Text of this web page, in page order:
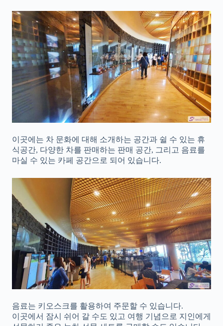
이곳에는 차 문화에 대해 소개하는 공간과 쉴 수 있는 휴
식공간, 다양한 차를 판매하는 판매 공간, 그리고 음료를
마실 수 있는 카페 공간으로 되어 있습니다.
음료는 키오스크를 활용하여 주문할 수 있습니다.
이곳에서 잠시 쉬어 갈 수도 있고 여행 기념으로 지인에게